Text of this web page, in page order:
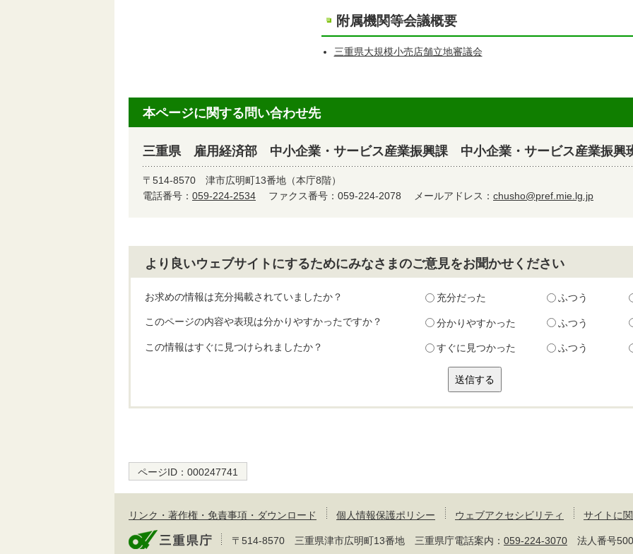
附属機関等会議概要
三重県大規模小売店舗立地審議会
本ページに関する問い合わせ先
三重県 雇用経済部 中小企業・サービス産業振興課 中小企業・サービス産業振興
〒514-8570 津市広明町13番地（本庁8階）
電話番号： 059-224-2534 ファクス番号：059-224-2078 メールアドレス： chusho@pref.mie.lg.jp
より良いウェブサイトにするためにみなさまのご意見をお聞かせください
お求めの情報は充分掲載されていましたか？ 充分だった ふつう
このページの内容や表現は分かりやすかったですか？ 分かりやすかった ふつう
この情報はすぐに見つけられましたか？ すぐに見つかった ふつう
ページID： 000247741
リンク・著作権・免責事項・ダウンロード 個人情報保護ポリシー ウェブアクセシビリティ サイトに
〒514-8570 三重県津市広明町13番地 三重県庁電話案内： 059-224-3070 法人番号